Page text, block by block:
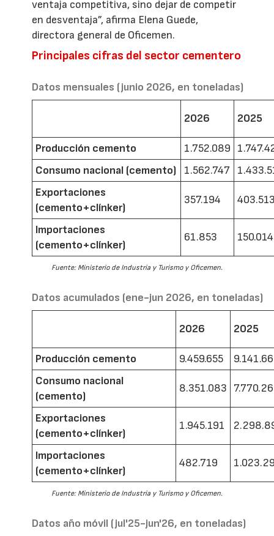
ventaja competitiva, sino dejar de competir
en desventaja”, afirma Elena Guede,
directora general de Oficemen.
Principales cifras del sector cementero
Datos mensuales (junio 2026, en toneladas)
2026 2025
Producción cemento 1.752.089
Consumo nacional (cemento)
1.562.747
Exportaciones
(cemento+clínker)
357.194
Importaciones
(cemento+clínker)
61.853 150.014
Fuente: Ministerio de Industria y Turismo y Oficemen.
Datos acumulados (ene-jun 2026, en toneladas)
2026 2025
Producción cemento 9.459.655
Consumo nacional
(cemento)
8.351.083
Exportaciones
(cemento+clínker)
1.945.191
Importaciones
(cemento+clínker)
482.719
Fuente: Ministerio de Industria y Turismo y Oficemen.
Datos año móvil (jul'25-jun'26, en toneladas)